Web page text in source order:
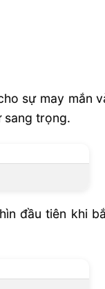
sự may mắn
sang trọng.
đầu tiên khi